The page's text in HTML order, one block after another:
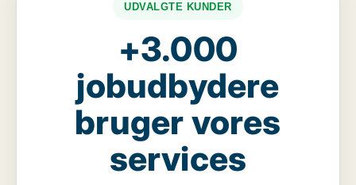
UDVALGTE KUNDER
+3.000
jobudbydere
bruger vores
services